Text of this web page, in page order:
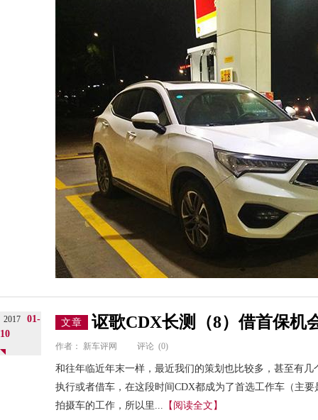
2017
01-
10
文章 讴歌CDX长测（8）借首保机
作者： 新车评网 评论 (0)
和往年临近年末一样，最近我们的策划也比较多，甚至有
执行或者借车，在这段时间CDX都成为了首选工作车（主
拍摄车的工作，所以里... 【阅读全文】